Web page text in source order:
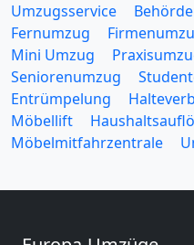
Umzugsservice
Fernumzug
Mini Umzug
Seniorenumzug
Entrümpelung
Möbellift
Möbelmitfahrzentrale